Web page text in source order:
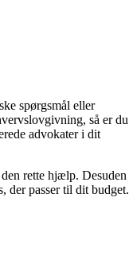
spørgsmål eller
så er du
advokater i dit
rette hjælp. Desuden
der passer til dit budget.